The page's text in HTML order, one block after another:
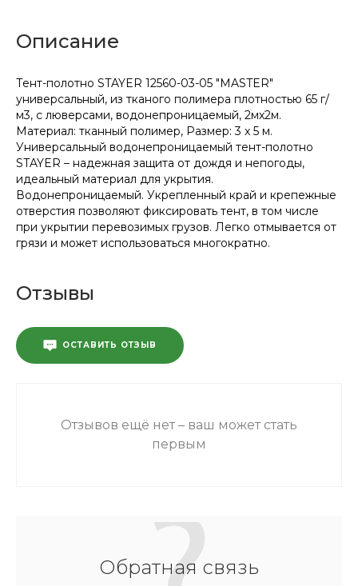
Описание
Тент-полотно STAYER 12560-03-05 "MASTER"
универсальный, из тканого полимера плотностью 65 г/
м3, с люверсами, водонепроницаемый, 2мх2м.
Материал: тканный полимер, Размер: 3 x 5 м.
Универсальный водонепроницаемый тент-полотно
STAYER – надежная защита от дождя и непогоды,
идеальный материал для укрытия.
Водонепроницаемый. Укрепленный край и крепежные
отверстия позволяют фиксировать тент, в том числе
при укрытии перевозимых грузов. Легко отмывается от
грязи и может использоваться многократно.
Отзывы
ОСТАВИТЬ ОТЗЫВ
Отзывов ещё нет – ваш может стать
первым
Обратная связь